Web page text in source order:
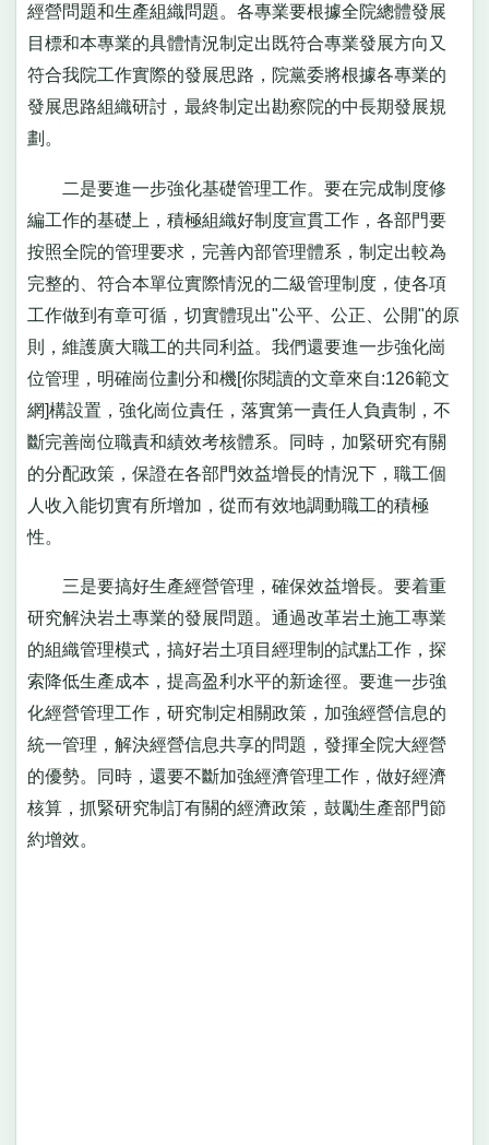
經營問題和生產組織問題。各專業要根據全院總體發展
目標和本專業的具體情況制定出既符合專業發展方向又
符合我院工作實際的發展思路，院黨委將根據各專業的
發展思路組織研討，最終制定出勘察院的中長期發展規
劃。
二是要進一步強化基礎管理工作。要在完成制度修
編工作的基礎上，積極組織好制度宣貫工作，各部門要
按照全院的管理要求，完善內部管理體系，制定出較為
完整的、符合本單位實際情況的二級管理制度，使各項
工作做到有章可循，切實體現出"公平、公正、公開"的原
則，維護廣大職工的共同利益。我們還要進一步強化崗
位管理，明確崗位劃分和機[你閱讀的文章來自:126範文
網]構設置，強化崗位責任，落實第一責任人負責制，不
斷完善崗位職責和績效考核體系。同時，加緊研究有關
的分配政策，保證在各部門效益增長的情況下，職工個
人收入能切實有所增加，從而有效地調動職工的積極
性。
三是要搞好生產經營管理，確保效益增長。要着重
研究解決岩土專業的發展問題。通過改革岩土施工專業
的組織管理模式，搞好岩土項目經理制的試點工作，探
索降低生產成本，提高盈利水平的新途徑。要進一步強
化經營管理工作，研究制定相關政策，加強經營信息的
統一管理，解決經營信息共享的問題，發揮全院大經營
的優勢。同時，還要不斷加強經濟管理工作，做好經濟
核算，抓緊研究制訂有關的經濟政策，鼓勵生產部門節
約增效。